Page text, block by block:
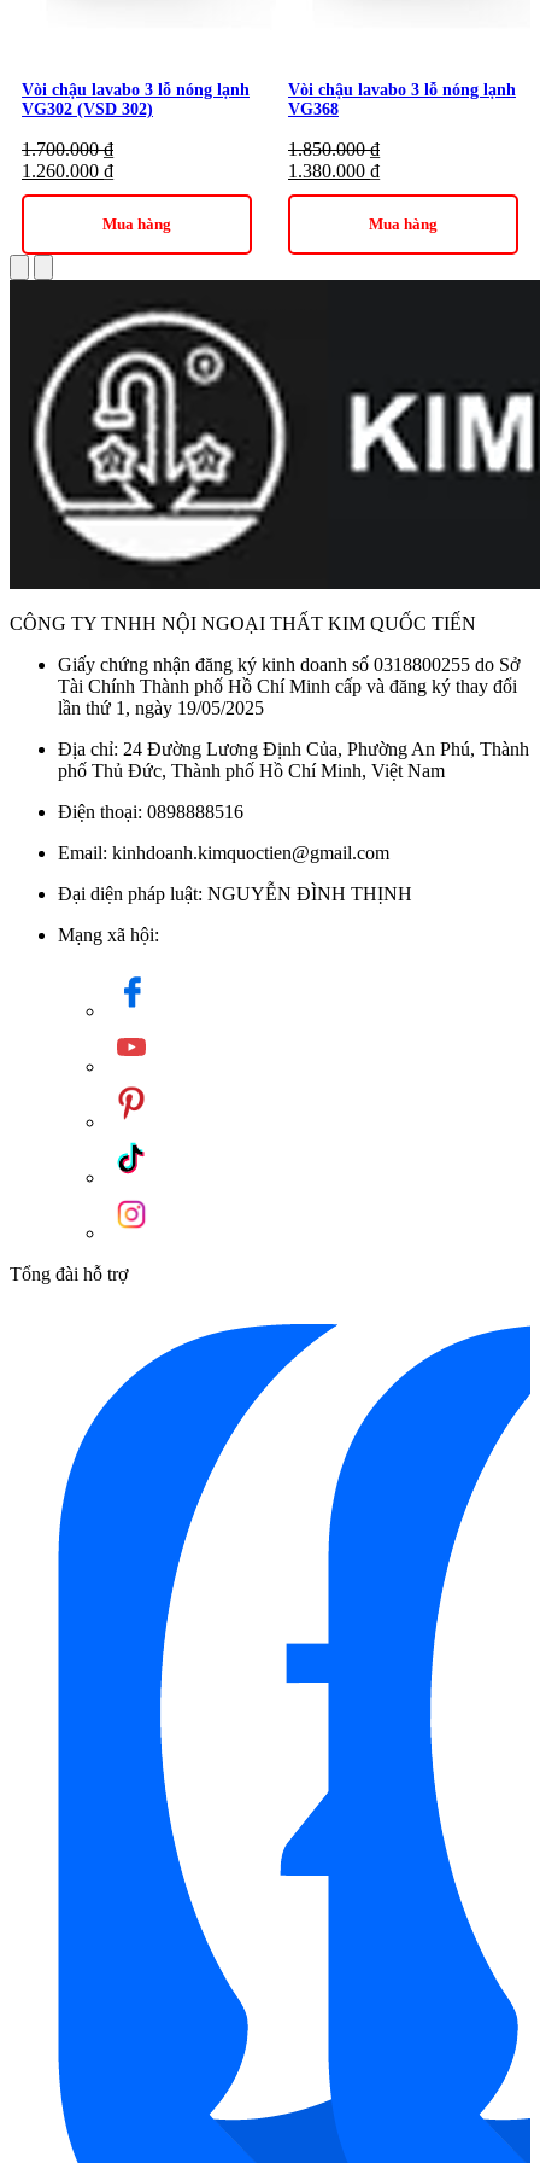
Vòi chậu lavabo 3 lỗ nóng lạnh
VG302 (VSD 302)
1.700.000₫
1.260.000 ₫
Mua hàng
Vòi chậu lavabo 3 lỗ nóng lạnh
VG368
1.850.000₫
1.380.000 ₫
Mua hàng
CÔNG TY TNHH NỘI NGOẠI THẤT KIM QUỐC TIẾN
Giấy chứng nhận đăng ký kinh doanh số 0318800255 do Sở
Tài Chính Thành phố Hồ Chí Minh cấp và đăng ký thay đổi
lần thứ 1, ngày 19/05/2025
Địa chỉ: 24 Đường Lương Định Của, Phường An Phú, Thành
phố Thủ Đức, Thành phố Hồ Chí Minh, Việt Nam
Điện thoại: 0898888516
Email: kinhdoanh.kimquoctien@gmail.com
Đại diện pháp luật: NGUYỄN ĐÌNH THỊNH
Mạng xã hội:
Tổng đài hỗ trợ